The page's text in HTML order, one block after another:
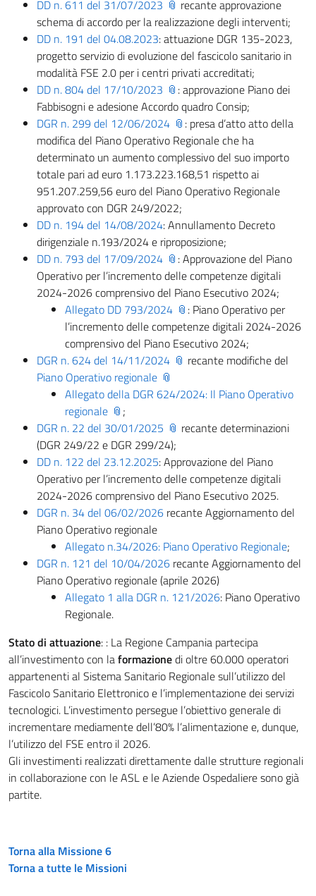
DD n. 611 del 31/07/2023
recante approvazione
schema di accordo per la realizzazione degli interventi;
DD n. 191 del 04.08.2023: attuazione DGR 135-2023,
progetto servizio di evoluzione del fascicolo sanitario in
modalità FSE 2.0 per i centri privati accreditati;
DD n. 804 del 17/10/2023
: approvazione Piano dei
Fabbisogni e adesione Accordo quadro Consip;
DGR n. 299 del 12/06/2024
: presa d’atto atto della
modifica del Piano Operativo Regionale che ha
determinato un aumento complessivo del suo importo
totale pari ad euro 1.173.223.168,51 rispetto ai
951.207.259,56 euro del Piano Operativo Regionale
approvato con DGR 249/2022;
DD n. 194 del 14/08/2024: Annullamento Decreto
dirigenziale n.193/2024 e riproposizione;
DD n. 793 del 17/09/2024
: Approvazione del Piano
Operativo per l’incremento delle competenze digitali
2024-2026 comprensivo del Piano Esecutivo 2024;
Allegato DD 793/2024
: Piano Operativo per
l’incremento delle competenze digitali 2024-2026
comprensivo del Piano Esecutivo 2024;
DGR n. 624 del 14/11/2024
recante modifiche del
Piano Operativo regionale
Allegato della DGR 624/2024: Il Piano Operativo
regionale
;
DGR n. 22 del 30/01/2025
recante determinazioni
(DGR 249/22 e DGR 299/24);
DD n. 122 del 23.12.2025: Approvazione del Piano
Operativo per l’incremento delle competenze digitali
2024-2026 comprensivo del Piano Esecutivo 2025.
DGR n. 34 del 06/02/2026 recante Aggiornamento del
Piano Operativo regionale
Allegato n.34/2026: Piano Operativo Regionale;
DGR n. 121 del 10/04/2026 recante Aggiornamento del
Piano Operativo regionale (aprile 2026)
Allegato 1 alla DGR n. 121/2026: Piano Operativo
Regionale.
Stato di attuazione: : La Regione Campania partecipa
all’investimento con laformazionedi oltre 60.000 operatori
appartenenti al Sistema Sanitario Regionale sull’utilizzo del
Fascicolo Sanitario Elettronico e l’implementazione dei servizi
tecnologici. L’investimento persegue l’obiettivo generale di
incrementare mediamente dell’80% l’alimentazione e, dunque,
l’utilizzo del FSE entro il 2026.
Gli investimenti realizzati direttamente dalle strutture regionali
in collaborazione con le ASL e le Aziende Ospedaliere sono già
partite.
Torna alla Missione 6
Torna a tutte le Missioni